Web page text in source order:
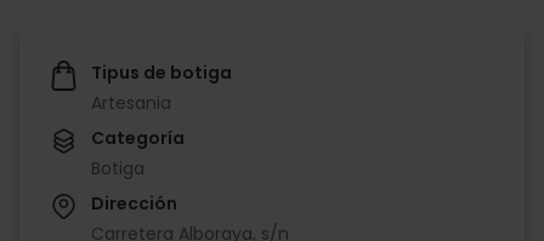
Tipus de botiga
Artesania
Categoría
Botiga
Dirección
Carretera Alboraya, s/n